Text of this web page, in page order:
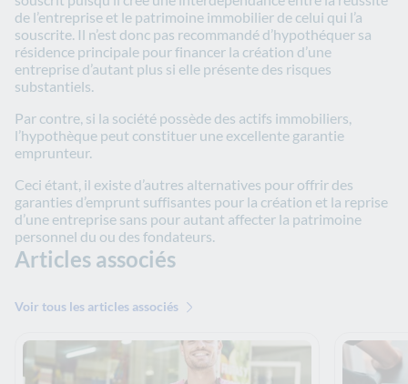
de l’entreprise et le patrimoine immobilier de celui qui l’a
souscrite. Il n’est donc pas recommandé d’hypothéquer sa
résidence principale pour financer la création d’une
entreprise d’autant plus si elle présente des risques
substantiels.
Par contre, si la société possède des actifs immobiliers,
l’hypothèque peut constituer une excellente garantie
emprunteur.
Ceci étant, il existe d’autres alternatives pour offrir des
garanties d’emprunt suffisantes pour la création et la reprise
d’une entreprise sans pour autant affecter la patrimoine
personnel du ou des fondateurs.
Articles associés
Voir tous les articles associés